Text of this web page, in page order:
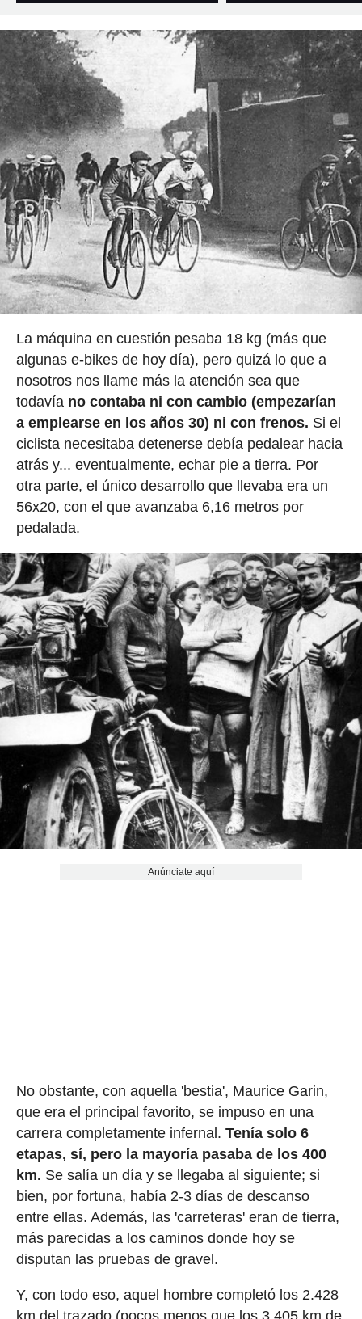
La máquina en cuestión pesaba 18 kg (más que
algunas e-bikes de hoy día), pero quizá lo que a
nosotros nos llame más la atención sea que
todavía no contaba ni con cambio (empezarían
a emplearse en los años 30) ni con frenos. Si el
ciclista necesitaba detenerse debía pedalear hacia
atrás y... eventualmente, echar pie a tierra. Por
otra parte, el único desarrollo que llevaba era un
56x20, con el que avanzaba 6,16 metros por
pedalada.
Anúnciate aquí
No obstante, con aquella 'bestia', Maurice Garin,
que era el principal favorito, se impuso en una
carrera completamente infernal. Tenía solo 6
etapas, sí, pero la mayoría pasaba de los 400
km. Se salía un día y se llegaba al siguiente; si
bien, por fortuna, había 2-3 días de descanso
entre ellas. Además, las 'carreteras' eran de tierra,
más parecidas a los caminos donde hoy se
disputan las pruebas de gravel.
Y, con todo eso, aquel hombre completó los 2.428
km del trazado (pocos menos que los 3.405 km de